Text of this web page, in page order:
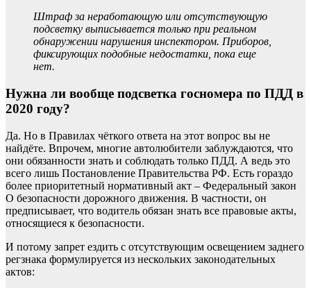
Штраф за неработающую или отсутствующую
подсветку выписывается только при реальном
обнаружении нарушения инспектором. Приборов,
фиксирующих подобные недостатки, пока еще
нет.
Нужна ли вообще подсветка госномера по ПДД в
2020 году?
Да. Но в Правилах чёткого ответа на этот вопрос вы не
найдёте. Впрочем, многие автолюбители заблуждаются, что
они обязанности знать и соблюдать только ПДД. А ведь это
всего лишь Постановление Правительства РФ. Есть гораздо
более приоритетный нормативный акт – Федеральный закон
О безопасности дорожного движения. В частности, он
предписывает, что водитель обязан знать все правовые акты,
относящиеся к безопасности.
И потому запрет ездить с отсутствующим освещением заднего
регзнака формулируется из нескольких законодательных
актов: